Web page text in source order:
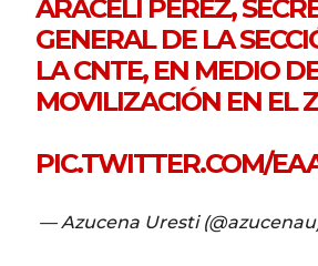
ARACELI PÉREZ,
GENERAL DE LA
LA CNTE, EN MEDIO
MOVILIZACIÓN EN EL
PIC.TWITTER.COM/
— Azucena Uresti